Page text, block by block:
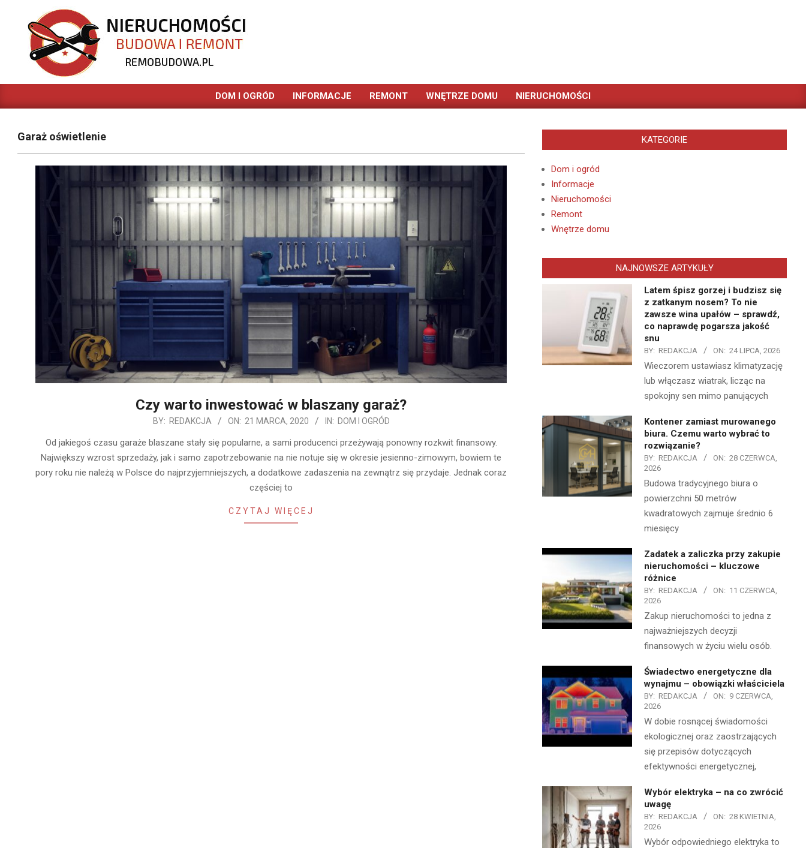
content
REMOBUDOWA.PL
Primary
DOM I OGRÓD INFORMACJE REMONT WNĘTRZE DOMU NIERUCHOMOŚCI
Garaż oświetlenie
Czy warto inwestować w blaszany garaż?
BY: REDAKCJA ON: 21 MARCA, 2020 IN: DOM I OGRÓD
Od jakiegoś czasu garaże blaszane stały się popularne, a sami producenci przeżywają ponowny rozkwit finansowy.
Największy wzrost sprzedaży, jak i samo zapotrzebowanie na nie notuje się w okresie jesienno-zimowym, bowiem te
pory roku nie należą w Polsce do najprzyjemniejszych, a dodatkowe zadaszenia na zewnątrz się przydaje. Jednak coraz
częściej to
CZYTAJ WIĘCEJ
KATEGORIE
Dom i ogród
Informacje
Nieruchomości
Remont
Wnętrze domu
NAJNOWSZE ARTYKUŁY
Latem śpisz gorzej i budzisz się
z zatkanym nosem? To nie
zawsze wina upałów – sprawdź,
co naprawdę pogarsza jakość
snu
BY: REDAKCJA ON: 24 LIPCA, 2026
Wieczorem ustawiasz klimatyzację
lub włączasz wiatrak, licząc na
spokojny sen mimo panujących
Kontener zamiast murowanego
biura. Czemu warto wybrać to
rozwiązanie?
BY: REDAKCJA ON: 28 CZERWCA,
2026
Budowa tradycyjnego biura o
powierzchni 50 metrów
kwadratowych zajmuje średnio 6
miesięcy
Zadatek a zaliczka przy zakupie
nieruchomości – kluczowe
różnice
BY: REDAKCJA ON: 11 CZERWCA,
2026
Zakup nieruchomości to jedna z
najważniejszych decyzji
finansowych w życiu wielu osób.
Świadectwo energetyczne dla
wynajmu – obowiązki właściciela
BY: REDAKCJA ON: 9 CZERWCA,
2026
W dobie rosnącej świadomości
ekologicznej oraz zaostrzających
się przepisów dotyczących
efektywności energetycznej,
Wybór elektryka – na co zwrócić
uwagę
BY: REDAKCJA ON: 28 KWIETNIA,
2026
Wybór odpowiedniego elektryka to